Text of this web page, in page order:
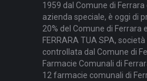
1959 dal Comune di Ferrara
azienda speciale, è oggi di
20% del Comune di Ferrara
FERRARA TUA SPA,
controllata dal Comune di
Farmacie Comunali di
12 farmacie comunali di